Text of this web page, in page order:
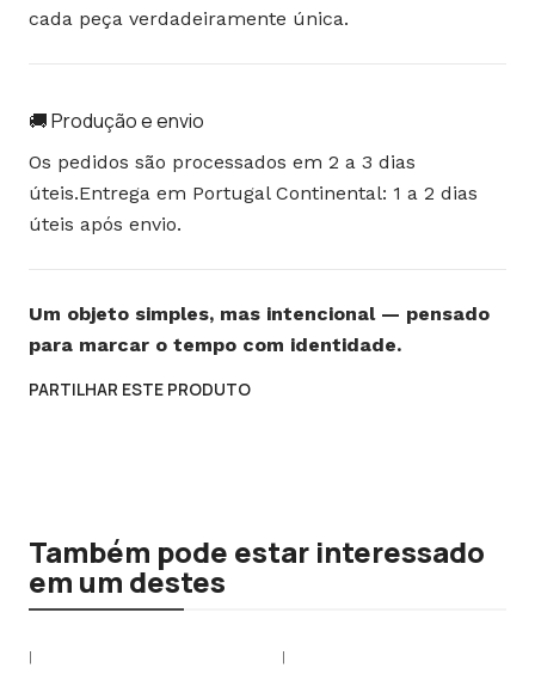
cada peça verdadeiramente única.
🚚 Produção e envio
Os pedidos são processados em 2 a 3 dias
úteis.Entrega em Portugal Continental: 1 a 2 dias
úteis após envio.
Um objeto simples, mas intencional — pensado
para marcar o tempo com identidade.
PARTILHAR ESTE PRODUTO
Também pode estar interessado
em um destes